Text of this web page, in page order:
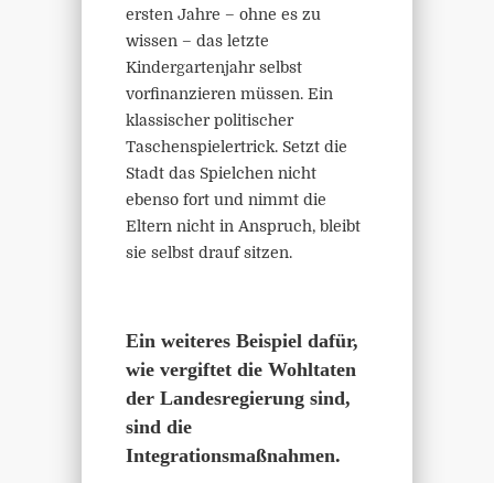
ersten Jahre – ohne es zu
wissen – das letzte
Kindergartenjahr selbst
vorfinanzieren müssen. Ein
klassischer politischer
Taschenspielertrick. Setzt die
Stadt das Spielchen nicht
ebenso fort und nimmt die
Eltern nicht in Anspruch, bleibt
sie selbst drauf sitzen.
Ein weiteres Beispiel dafür,
wie vergiftet die Wohltaten
der Landesregierung sind,
sind die
Integrationsmaßnahmen.